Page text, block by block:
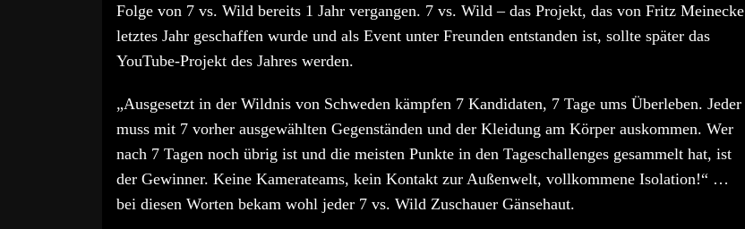
Folge von 7 vs. Wild bereits 1 Jahr vergangen. 7 vs. Wild – das Projekt, das von Fritz Meinecke
letztes Jahr geschaffen wurde und als Event unter Freunden entstanden ist, sollte später das
YouTube-Projekt des Jahres werden.
„Ausgesetzt in der Wildnis von Schweden kämpfen 7 Kandidaten, 7 Tage ums Überleben. Jeder
muss mit 7 vorher ausgewählten Gegenständen und der Kleidung am Körper auskommen. Wer
nach 7 Tagen noch übrig ist und die meisten Punkte in den Tageschallenges gesammelt hat, ist
der Gewinner. Keine Kamerateams, kein Kontakt zur Außenwelt, vollkommene Isolation!“ …
bei diesen Worten bekam wohl jeder 7 vs. Wild Zuschauer Gänsehaut.